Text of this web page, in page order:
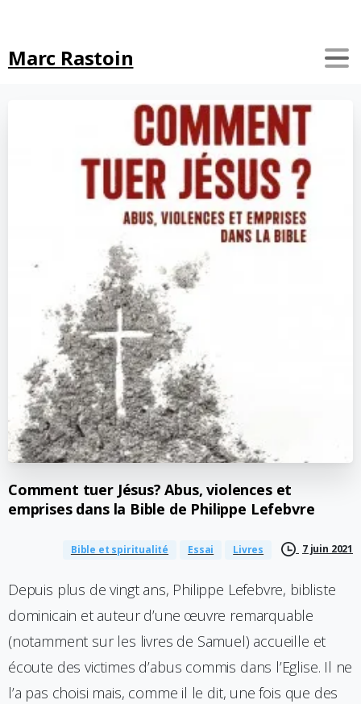
Marc Rastoin
Comment tuer Jésus? Abus, violences et
emprises dans la Bible de Philippe Lefebvre
Bible et spiritualité Essai Livres 7 juin 2021
Depuis plus de vingt ans, Philippe Lefebvre, bibliste
dominicain et auteur d’une œuvre remarquable
(notamment sur les livres de Samuel) accueille et
écoute des victimes d’abus commis dans l’Eglise. Il ne
l’a pas choisi mais, comme il le dit, une fois que des